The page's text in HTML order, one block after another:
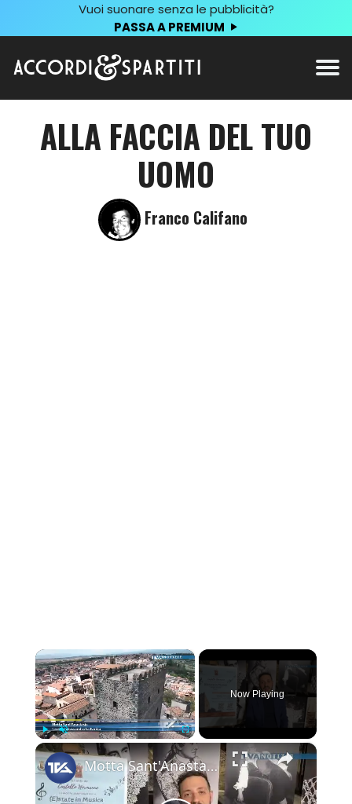
Vuoi suonare senza le pubblicità?
PASSA A PREMIUM
ALLA FACCIA DEL TUO
UOMO
Franco Califano
×
Play Unmute Fullscreen
Now Playing
×
Motta Sant'Anastasia. L'omaggio al tenore mottese Giuseppe Di Stefano nel giorno della sua nascita.